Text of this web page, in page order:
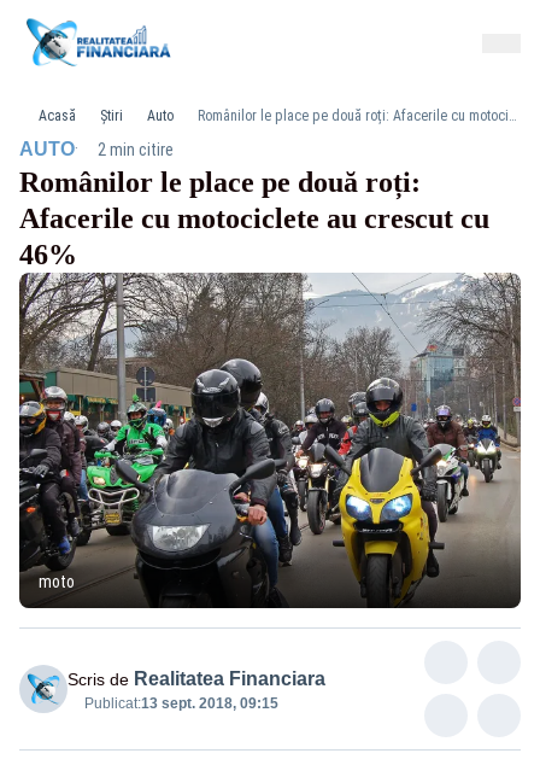
Acasă Știri Auto Românilor le place pe două roți: Afacerile cu motociclete au crescut cu 46%
AUTO· 2 min citire
Românilor le place pe două roți:
Afacerile cu motociclete au crescut cu
46%
moto
Scris de Realitatea Financiara
Publicat:13 sept. 2018, 09:15